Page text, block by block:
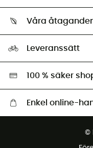
Retur & återbetalning
Ambassadörer
Våra
Miljöanpassat urval
Leveranssätt
100 % säker
Enkel online-
Gratis retur inom 100
©